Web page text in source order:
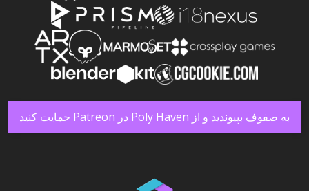
به صفوف بپیوندید و از Poly Haven در Patreon حمایت کنید